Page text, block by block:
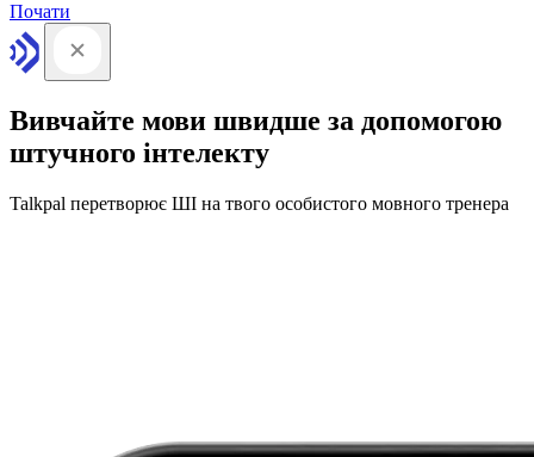
Почати
Вивчайте мови швидше за допомогою
штучного інтелекту
Talkpal перетворює ШІ на твого особистого мовного тренера